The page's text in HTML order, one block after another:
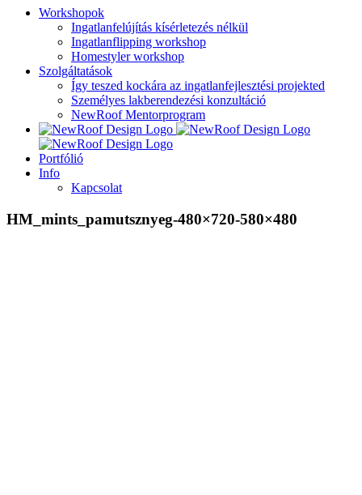
Workshopok
Ingatlanfelújítás kísérletezés nélkül
Ingatlanflipping workshop
Homestyler workshop
Szolgáltatások
Így teszed kockára az ingatlanfejlesztési projekted
Személyes lakberendezési konzultáció
NewRoof Mentorprogram
Portfólió
Info
Kapcsolat
HM_mints_pamutsznyeg-480×720-580×480